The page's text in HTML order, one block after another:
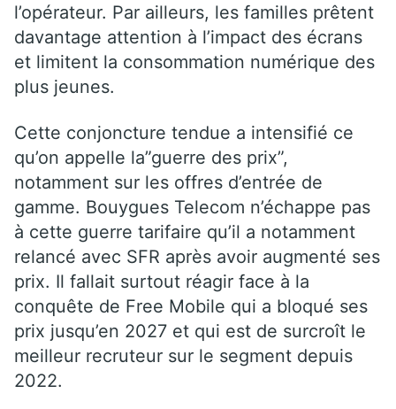
l’opérateur. Par ailleurs, les familles prêtent
davantage attention à l’impact des écrans
et limitent la consommation numérique des
plus jeunes.
Cette conjoncture tendue a intensifié ce
qu’on appelle la”guerre des prix”,
notamment sur les offres d’entrée de
gamme. Bouygues Telecom n’échappe pas
à cette guerre tarifaire qu’il a notamment
relancé avec SFR après avoir augmenté ses
prix. Il fallait surtout réagir face à la
conquête de Free Mobile qui a bloqué ses
prix jusqu’en 2027 et qui est de surcroît le
meilleur recruteur sur le segment depuis
2022.